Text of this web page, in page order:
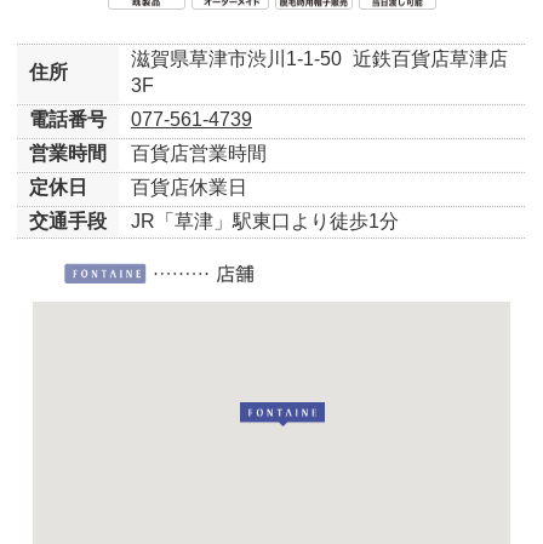
住所
滋賀県草津市渋川1-1-50 近鉄百貨店草津店
3F
電話番号
077-561-4739
営業時間
百貨店営業時間
定休日
百貨店休業日
交通手段
JR「草津」駅東口より徒歩1分